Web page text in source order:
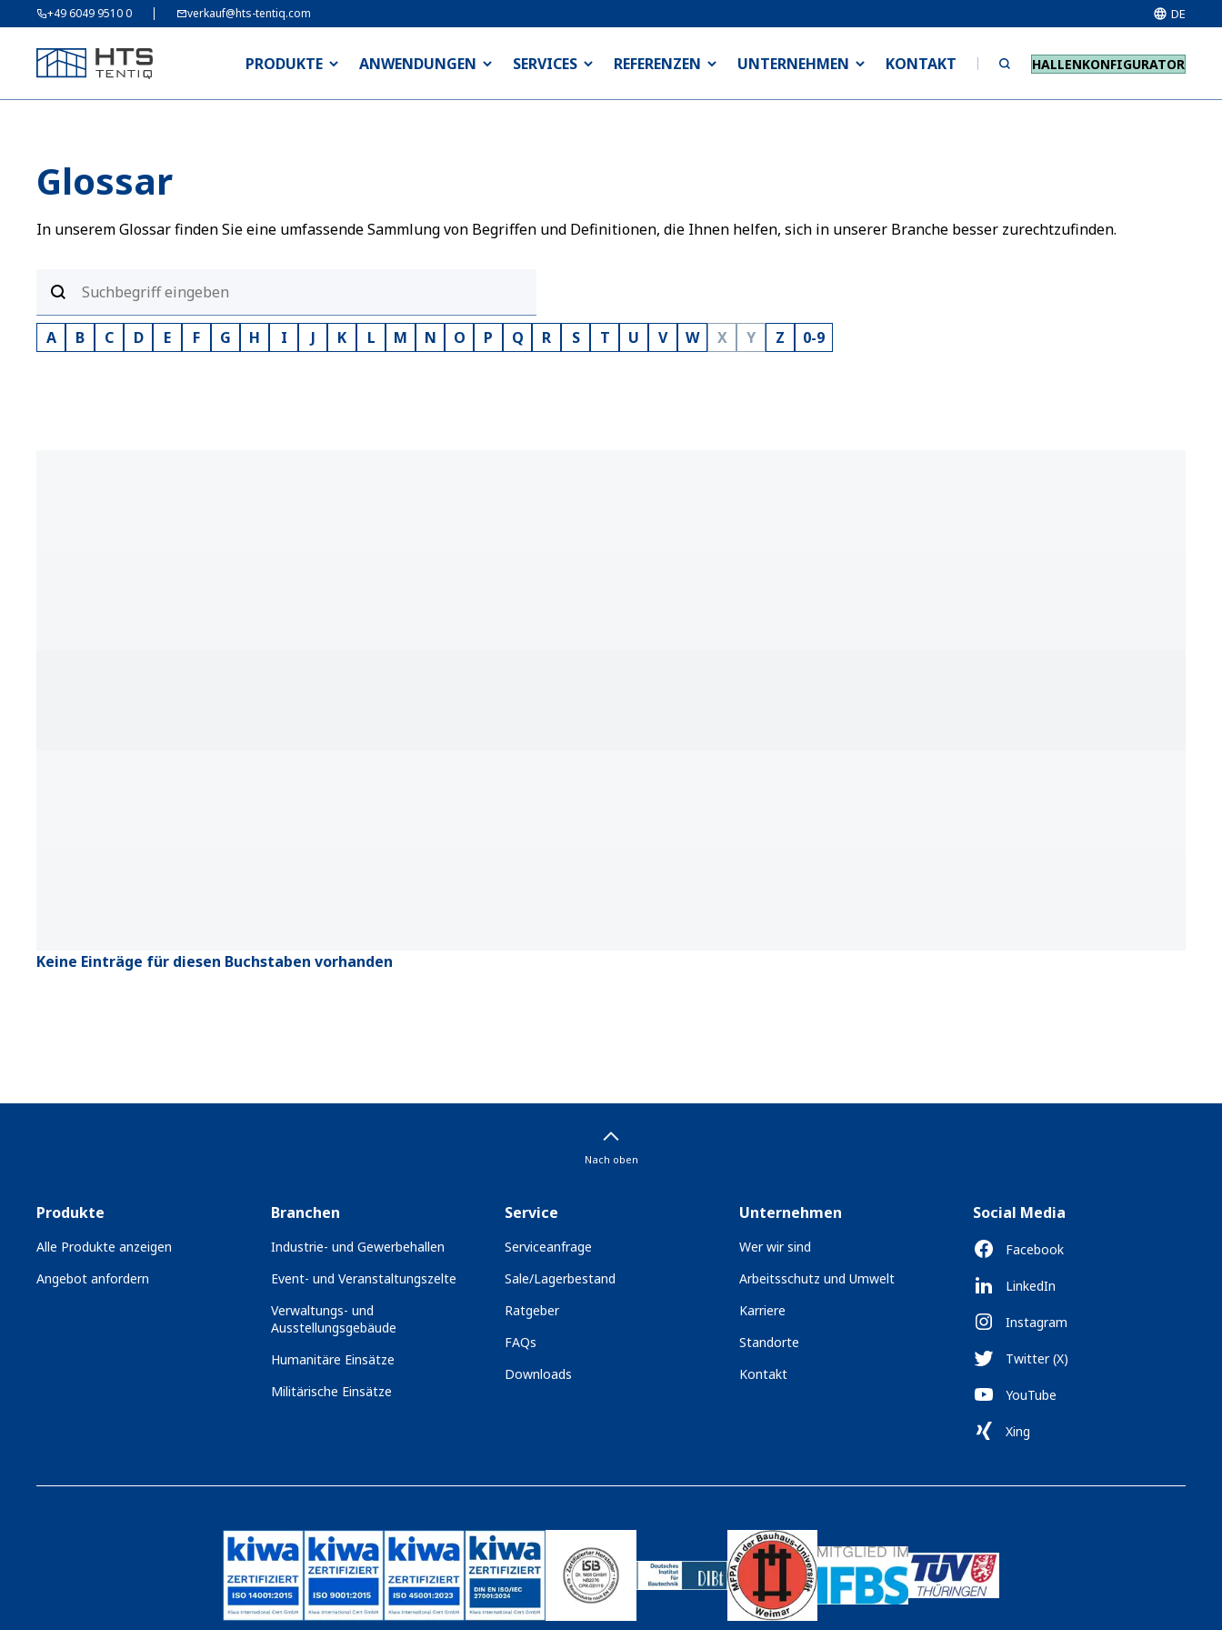
+49 6049 9510 0 verkauf@hts-tentiq.com DE
PRODUKTE ANWENDUNGEN SERVICES REFERENZEN UNTERNEHMEN KONTAKT HALLENKONFIGURATOR
Glossar
In unserem Glossar finden Sie eine umfassende Sammlung von Begriffen und Definitionen, die Ihnen helfen, sich in unserer Branche besser zurechtzufinden.
A B C D E F G H I J K L M N O P Q R S T U V W X Y Z 0-9
Keine Einträge für diesen Buchstaben vorhanden
Nach oben
Produkte
Alle Produkte anzeigen
Angebot anfordern
Branchen
Industrie- und Gewerbehallen
Event- und Veranstaltungszelte
Verwaltungs- und
Ausstellungsgebäude
Humanitäre Einsätze
Militärische Einsätze
Service
Serviceanfrage
Sale/Lagerbestand
Ratgeber
FAQs
Downloads
Unternehmen
Wer wir sind
Arbeitsschutz und Umwelt
Karriere
Standorte
Kontakt
Social Media
Facebook
LinkedIn
Instagram
Twitter (X)
YouTube
Xing